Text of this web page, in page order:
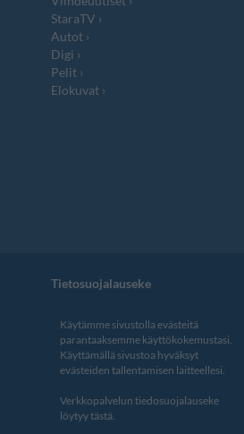
StaraTV
Autot
Digi
Pelit
Elokuvat
Tietosuojalauseke
Käytämme sivustolla evästeitä
parantaaksemme käyttökokemustasi.
Käyttämällä sivustoa hyväksyt
evästeiden tallentamisen laitteellesi.
Verkkopalvelun tiedosuojalauseke
löytyy tästä